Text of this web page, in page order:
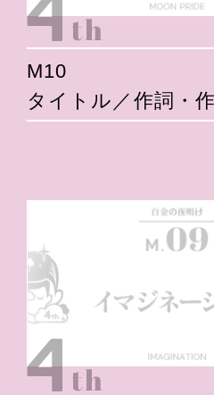
M10
タイトル／作詞・